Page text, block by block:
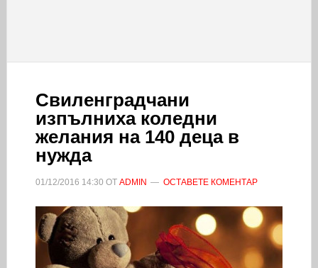
Свиленградчани
изпълниха коледни
желания на 140 деца в
нужда
01/12/2016 14:30 ОТ ADMIN ОСТАВЕТЕ КОМЕНТАР